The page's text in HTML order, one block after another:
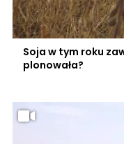
Soja w tym roku
plonowała?